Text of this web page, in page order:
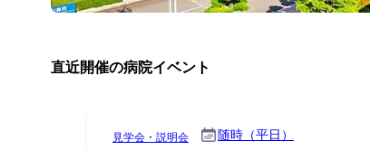
直近開催の病院イベント
見学会・説明会 随時（平日）